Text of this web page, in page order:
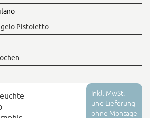
Pistoletto
Inkl. MwSt.
und Lieferung
ohne Montage